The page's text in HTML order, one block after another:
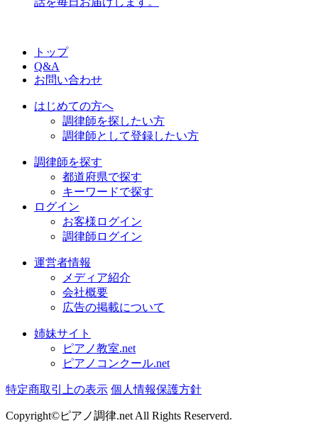
トップ
Q&A
お問い合わせ
はじめての方へ
調律師を探したい方
調律師として登録したい方
調律師を探す
都道府県で探す
キーワードで探す
ログイン
お客様ログイン
調律師ログイン
運営者情報
メディア紹介
会社概要
広告の掲載について
姉妹サイト
ピアノ教室.net
ピアノコンクール.net
特定商取引上の表示 個人情報保護方針
Copyright©ピアノ調律.net All Rights Reserverd.